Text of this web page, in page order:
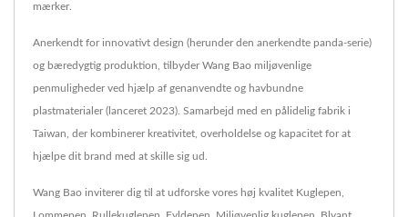
mærker.
Anerkendt for innovativt design (herunder den anerkendte panda-serie)
og bæredygtig produktion, tilbyder Wang Bao miljøvenlige
penmuligheder ved hjælp af genanvendte og havbundne
plastmaterialer (lanceret 2023). Samarbejd med en pålidelig fabrik i
Taiwan, der kombinerer kreativitet, overholdelse og kapacitet for at
hjælpe dit brand med at skille sig ud.
Wang Bao inviterer dig til at udforske vores høj kvalitet Kuglepen